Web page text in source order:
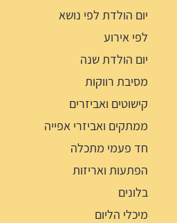
יום הולדת לפי נושא
לפי אירוע
יום הולדת שנה
מסיבת רווקות
קישוטים ואביזרים
ממתקים ואביזרי אפייה
חד פעמי מתכלה
הפתעות ואריזות
בלונים
מיכלי הליום